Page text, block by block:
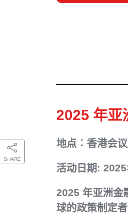
SHARE
2025 年亚
地点︰香港会
活动日期:
2025 年亚洲金
球的政策制定